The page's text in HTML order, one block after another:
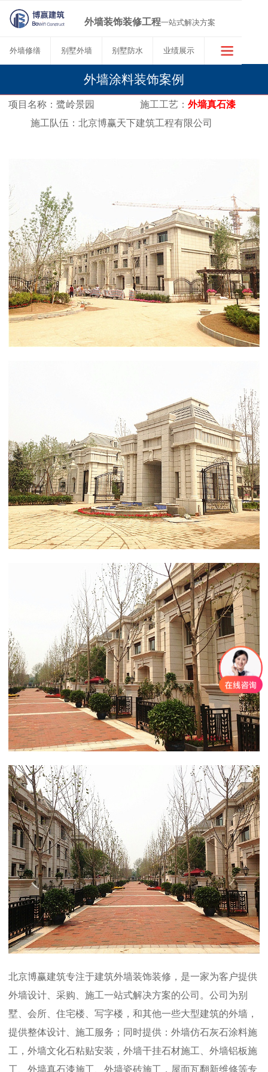
外墙装饰装修工程一站式解决方案
外墙修缮 别墅外墙 别墅防水 业绩展示
外墙涂料装饰案例
项目名称： 鹭岭景园 施工工艺： 外墙真石漆
施工队伍：北京博赢天下建筑工程有限公司
北京博赢建筑专注于建筑外墙装饰装修，是一家为客户提供
外墙设计、采购、施工一站式解决方案的公司。公司为别
墅、会所、住宅楼、写字楼，和其他一些大型建筑的外墙，
提供整体设计、施工服务；同时提供：外墙仿石灰石涂料施
工，外墙文化石粘贴安装，外墙干挂石材施工、外墙铝板施
工、外墙真石漆施工、外墙瓷砖施工，屋面瓦翻新维修等专